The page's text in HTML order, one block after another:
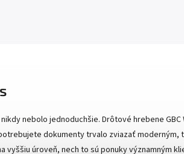
nebolo jednoduchšie. Drôtové hrebene
dokumenty trvalo zviazať moderným,
vyššiu úroveň, nech to sú ponuky významným